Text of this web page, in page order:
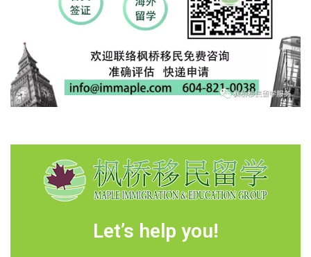
Let’s help you!